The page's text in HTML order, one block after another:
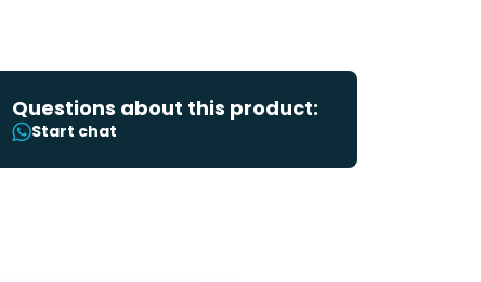
Questions about this product:
Start chat